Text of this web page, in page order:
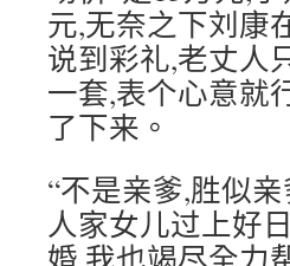
元,无奈之下刘康
说到彩礼,老丈人
一套,表个心意就
了下来。
“不是亲爹,胜似
人家女儿过上好
婚,我也竭尽全力